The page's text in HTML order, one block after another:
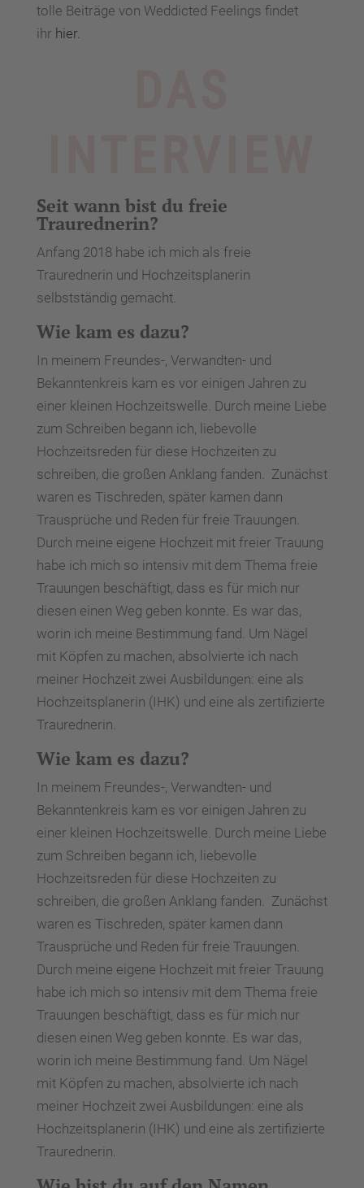
tolle Beiträge von Weddicted Feelings findet
ihr hier.
Seit wann bist du freie
Traurednerin?
Anfang 2018 habe ich mich als freie
Traurednerin und Hochzeitsplanerin
selbstständig gemacht.
Wie kam es dazu?
In meinem Freundes-, Verwandten- und
Bekanntenkreis kam es vor einigen Jahren zu
einer kleinen Hochzeitswelle. Durch meine Liebe
zum Schreiben begann ich, liebevolle
Hochzeitsreden für diese Hochzeiten zu
schreiben, die großen Anklang fanden. Zunächst
waren es Tischreden, später kamen dann
Trausprüche und Reden für freie Trauungen.
Durch meine eigene Hochzeit mit freier Trauung
habe ich mich so intensiv mit dem Thema freie
Trauungen beschäftigt, dass es für mich nur
diesen einen Weg geben konnte. Es war das,
worin ich meine Bestimmung fand. Um Nägel
mit Köpfen zu machen, absolvierte ich nach
meiner Hochzeit zwei Ausbildungen: eine als
Hochzeitsplanerin (IHK) und eine als zertifizierte
Traurednerin.
Wie kam es dazu?
In meinem Freundes-, Verwandten- und
Bekanntenkreis kam es vor einigen Jahren zu
einer kleinen Hochzeitswelle. Durch meine Liebe
zum Schreiben begann ich, liebevolle
Hochzeitsreden für diese Hochzeiten zu
schreiben, die großen Anklang fanden. Zunächst
waren es Tischreden, später kamen dann
Trausprüche und Reden für freie Trauungen.
Durch meine eigene Hochzeit mit freier Trauung
habe ich mich so intensiv mit dem Thema freie
Trauungen beschäftigt, dass es für mich nur
diesen einen Weg geben konnte. Es war das,
worin ich meine Bestimmung fand. Um Nägel
mit Köpfen zu machen, absolvierte ich nach
meiner Hochzeit zwei Ausbildungen: eine als
Hochzeitsplanerin (IHK) und eine als zertifizierte
Traurednerin.